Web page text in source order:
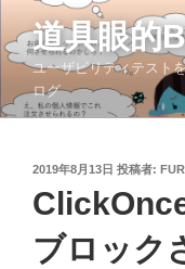
ン
テ
ツ
道具眼的
ユーザビリティテスト
ログ
投
日:
2019年8月13日 投稿者:
ブロック